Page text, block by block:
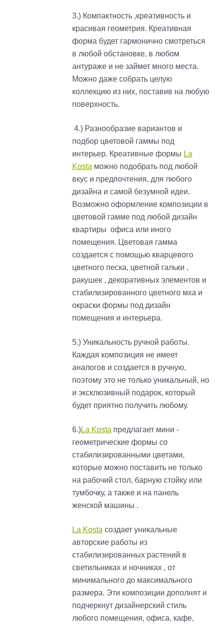
3.) Компактность ,креативность и
красивая геометрия. Креативная
форма будет гармонично смотреться
в любой обстановке, в любом
антураже и не займет много места.
Можно даже собрать целую
коллекцию из них, поставив на любую
поверхность.
4.) Разнообразие вариантов и
подбор цветовой гаммы под
интерьер. Креативные формы La
Kosta можно подобрать под любой
вкус и предпочтения, для любого
дизайна и самой безумной идеи.
Возможно оформление композиции в
цветовой гамме под любой дизайн
квартиры офиса или иного
помещения. Цветовая гамма
создается с помощью кварцевого
цветного песка, цветной гальки ,
ракушек , декоративных элементов и
стабилизированного цветного мха и
окраски формы под дизайн
помещения и интерьера.
5.) Уникальность ручной работы.
Каждая композиция не имеет
аналогов и создается в ручную,
поэтому это не только уникальный, но
и эксклюзивный подарок, который
будет приятно получить любому.
6.)La Kosta предлагает мини -
геометрические формы со
стабилизированными цветами,
которые можно поставить не только
на рабочий стол, барную стойку или
тумбочку, а также и на панель
женской машины .
La Kosta создает уникальные
авторские работы из
стабилизированных растений в
светильниках и ночниках , от
минимального до максимального
размера. Эти композиции дополнят и
подчеркнут дизайнерский стиль
любого помещения, офиса, кафе,